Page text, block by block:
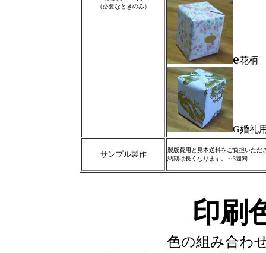
（必要なときのみ）
e花柄
G婚礼
サンプル製作
製版費用と見本送料をご負担いただ
納期は長くなります。～3週間
印刷
色の組み合わ